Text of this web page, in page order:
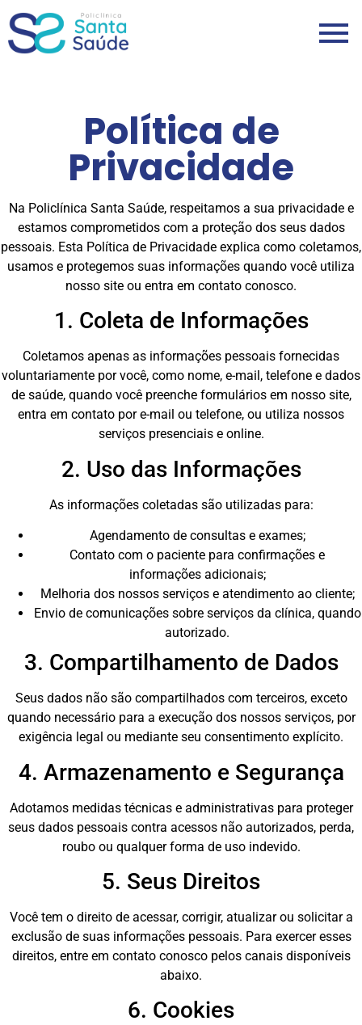
Política de
Privacidade
Na Policlínica Santa Saúde, respeitamos a sua privacidade e
estamos comprometidos com a proteção dos seus dados
pessoais. Esta Política de Privacidade explica como coletamos,
usamos e protegemos suas informações quando você utiliza
nosso site ou entra em contato conosco.
1. Coleta de Informações
Coletamos apenas as informações pessoais fornecidas
voluntariamente por você, como nome, e-mail, telefone e dados
de saúde, quando você preenche formulários em nosso site,
entra em contato por e-mail ou telefone, ou utiliza nossos
serviços presenciais e online.
2. Uso das Informações
As informações coletadas são utilizadas para:
Agendamento de consultas e exames;
Contato com o paciente para confirmações e
informações adicionais;
Melhoria dos nossos serviços e atendimento ao cliente;
Envio de comunicações sobre serviços da clínica, quando
autorizado.
3. Compartilhamento de Dados
Seus dados não são compartilhados com terceiros, exceto
quando necessário para a execução dos nossos serviços, por
exigência legal ou mediante seu consentimento explícito.
4. Armazenamento e Segurança
Adotamos medidas técnicas e administrativas para proteger
seus dados pessoais contra acessos não autorizados, perda,
roubo ou qualquer forma de uso indevido.
5. Seus Direitos
Você tem o direito de acessar, corrigir, atualizar ou solicitar a
exclusão de suas informações pessoais. Para exercer esses
direitos, entre em contato conosco pelos canais disponíveis
abaixo.
6. Cookies